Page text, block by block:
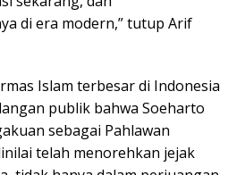
di era modern,” tutup Arif
Islam terbesar di Indonesia
publik bahwa Soeharto
sebagai Pahlawan
telah menorehkan jejak